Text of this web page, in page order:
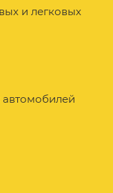
и легковых
автомобилей